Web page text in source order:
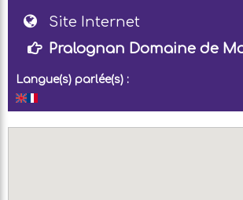
Site Internet
Pralognan Domaine de
Langue(s) parlée(s) :